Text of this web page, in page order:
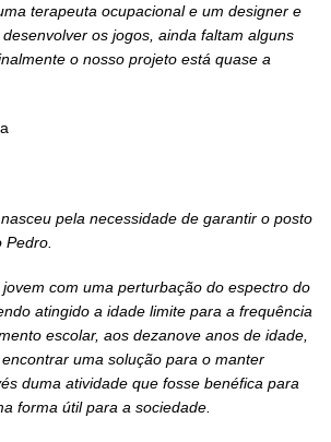
terapeuta ocupacional e um designer e
os jogos, ainda faltam alguns
o nosso projeto está quase a
pela necessidade de garantir o posto
com uma perturbação do espectro do
atingido a idade limite para a frequência
escolar, aos dezanove anos de idade,
uma solução para o manter
duma atividade que fosse benéfica para
forma útil para a sociedade.